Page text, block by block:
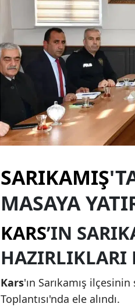
SARIKAMIŞ
MASAYA
KARS’IN
HAZIRLIKLARI
Kars'ın Sarıkamış
Toplantısı'nda ele alındı.